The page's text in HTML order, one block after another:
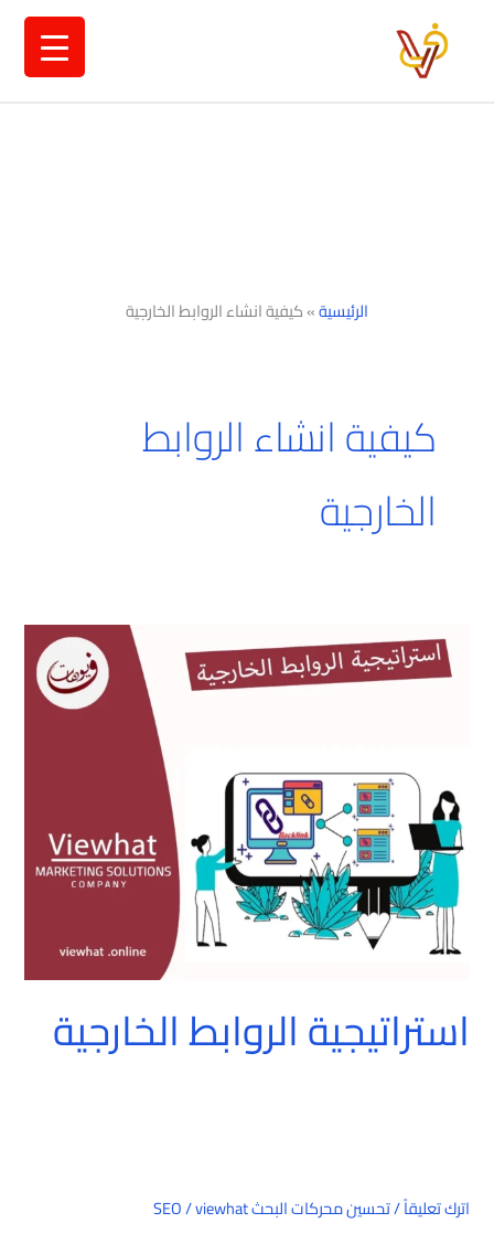
الرئيسية»كيفية انشاء الروابط الخارجية
كيفية انشاء الروابط
الخارجية
استراتيجية الروابط الخارجية
اترك تعليقاً/تحسين محركات البحث SEO /viewhat
استراتيجية
الروابط